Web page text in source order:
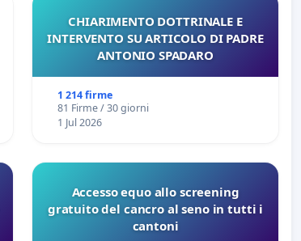
CHIARIMENTO DOTTRINALE E
INTERVENTO SU ARTICOLO DI PADRE
ANTONIO SPADARO
1 214 firme
81 Firme / 30 giorni
1 Jul 2026
Accesso equo allo screening
gratuito del cancro al seno in tutti i
cantoni